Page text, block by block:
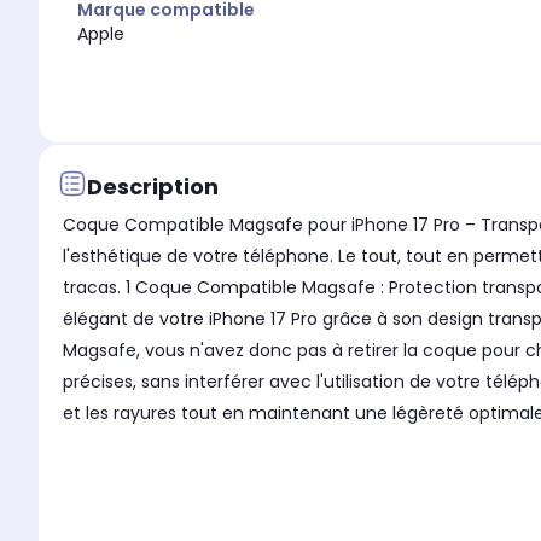
Marque compatible
Apple
Description
Coque Compatible Magsafe pour iPhone 17 Pro –
l'esthétique de votre téléphone. Le tout, tout en
tracas. 1 Coque Compatible Magsafe : Protection
élégant de votre iPhone 17 Pro grâce à son design
Magsafe, vous n'avez donc pas à retirer la coque pour
précises, sans interférer avec l'utilisation de votre
et les rayures tout en maintenant une légèreté